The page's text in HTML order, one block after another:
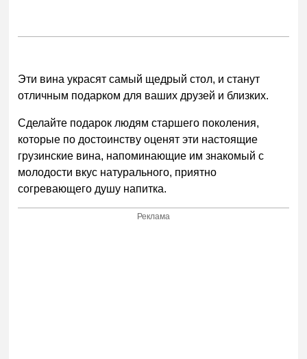
Эти вина украсят самый щедрый стол, и станут
отличным подарком для ваших друзей и близких.
Сделайте подарок людям старшего поколения,
которые по достоинству оценят эти настоящие
грузинские вина, напоминающие им знакомый с
молодости вкус натурального, приятно
согревающего душу напитка.
Реклама